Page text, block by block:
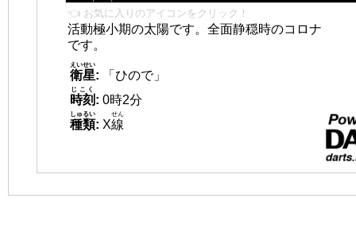
👈 お気に入りのアイコンをクリック！
活動極小期の太陽です。全面静穏時のコロナ
です。
衛星
えいせい
:
「ひので」
時刻
じこく
: 0時2分
種類
しゅるい
: X線
せん